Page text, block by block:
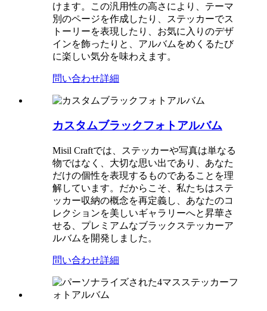
けます。この汎用性の高さにより、テーマ
別のページを作成したり、ステッカーでス
トーリーを表現したり、お気に入りのデザ
インを飾ったりと、アルバムをめくるたび
に楽しい気分を味わえます。
問い合わせ詳細
カスタムブラックフォトアルバム
Misil Craftでは、ステッカーや写真は単なる
物ではなく、大切な思い出であり、あなた
だけの個性を表現するものであることを理
解しています。だからこそ、私たちはステ
ッカー収納の概念を再定義し、あなたのコ
レクションを美しいギャラリーへと昇華さ
せる、プレミアムなブラックステッカーア
ルバムを開発しました。
問い合わせ詳細